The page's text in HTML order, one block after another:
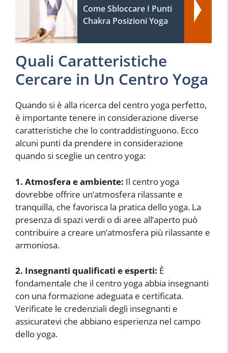
Come Sbloccare I Punti
Chakra Posizioni Yoga
Quali Caratteristiche
Cercare in Un Centro Yoga
Quando si è alla ricerca del centro yoga perfetto,
è importante tenere in considerazione diverse
caratteristiche che lo contraddistinguono. Ecco
alcuni punti da prendere in considerazione
quando si sceglie un centro yoga:
1. Atmosfera e ambiente: Il centro yoga
dovrebbe offrire un’atmosfera rilassante e
tranquilla, che favorisca la pratica dello yoga. La
presenza di spazi verdi o di aree all’aperto può
contribuire a creare un’atmosfera più rilassante e
armoniosa.
2. Insegnanti qualificati e esperti: È
fondamentale che il centro yoga abbia insegnanti
con una formazione adeguata e certificata.
Verificate le credenziali degli insegnanti e
assicuratevi che abbiano esperienza nel campo
dello yoga.